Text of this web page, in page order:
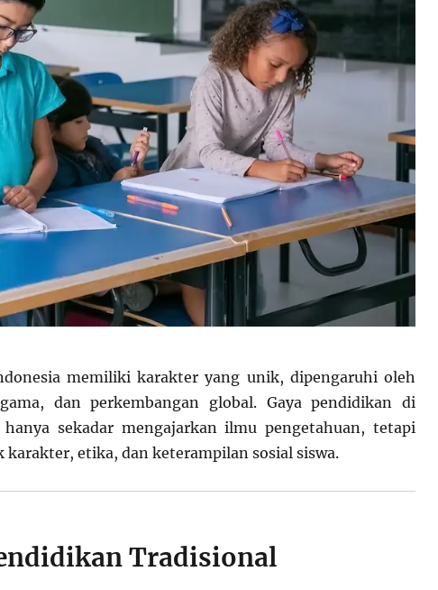
memiliki karakter yang unik, dipengaruhi oleh
dan perkembangan global. Gaya pendidikan di
sekadar mengajarkan ilmu pengetahuan, tetapi
karakter, etika, dan keterampilan sosial siswa.
Tradisional